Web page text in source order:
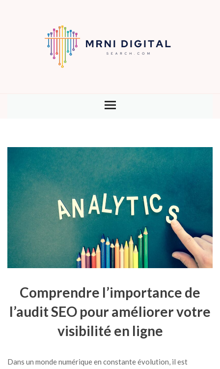
Comprendre l’importance de
l’audit SEO pour améliorer votre
visibilité en ligne
Dans un monde numérique en constante évolution, il est